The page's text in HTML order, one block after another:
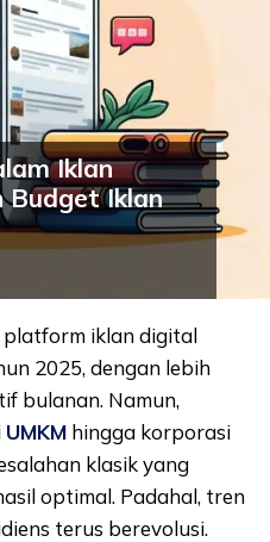
Iklan
Budget Iklan
iklan digital
2025, dengan lebih
bulanan. Namun,
UMKM hingga korporasi
klasik yang
optimal. Padahal, tren
terus berevolusi.